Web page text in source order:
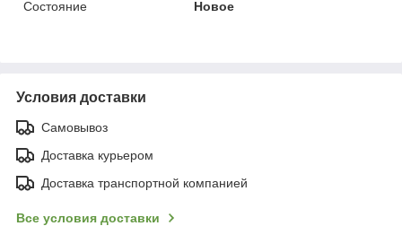
Состояние
Новое
Условия доставки
Самовывоз
Доставка курьером
Доставка транспортной компанией
Все условия доставки